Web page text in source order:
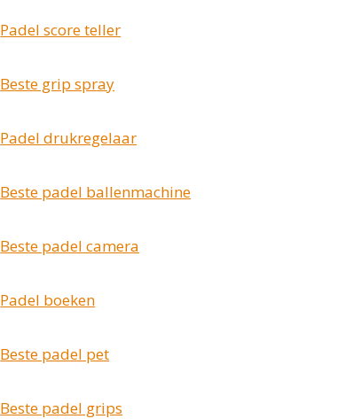
Padel score teller
Beste grip spray
Padel drukregelaar
Beste padel ballenmachine
Beste padel camera
Padel boeken
Beste padel pet
Beste padel grips